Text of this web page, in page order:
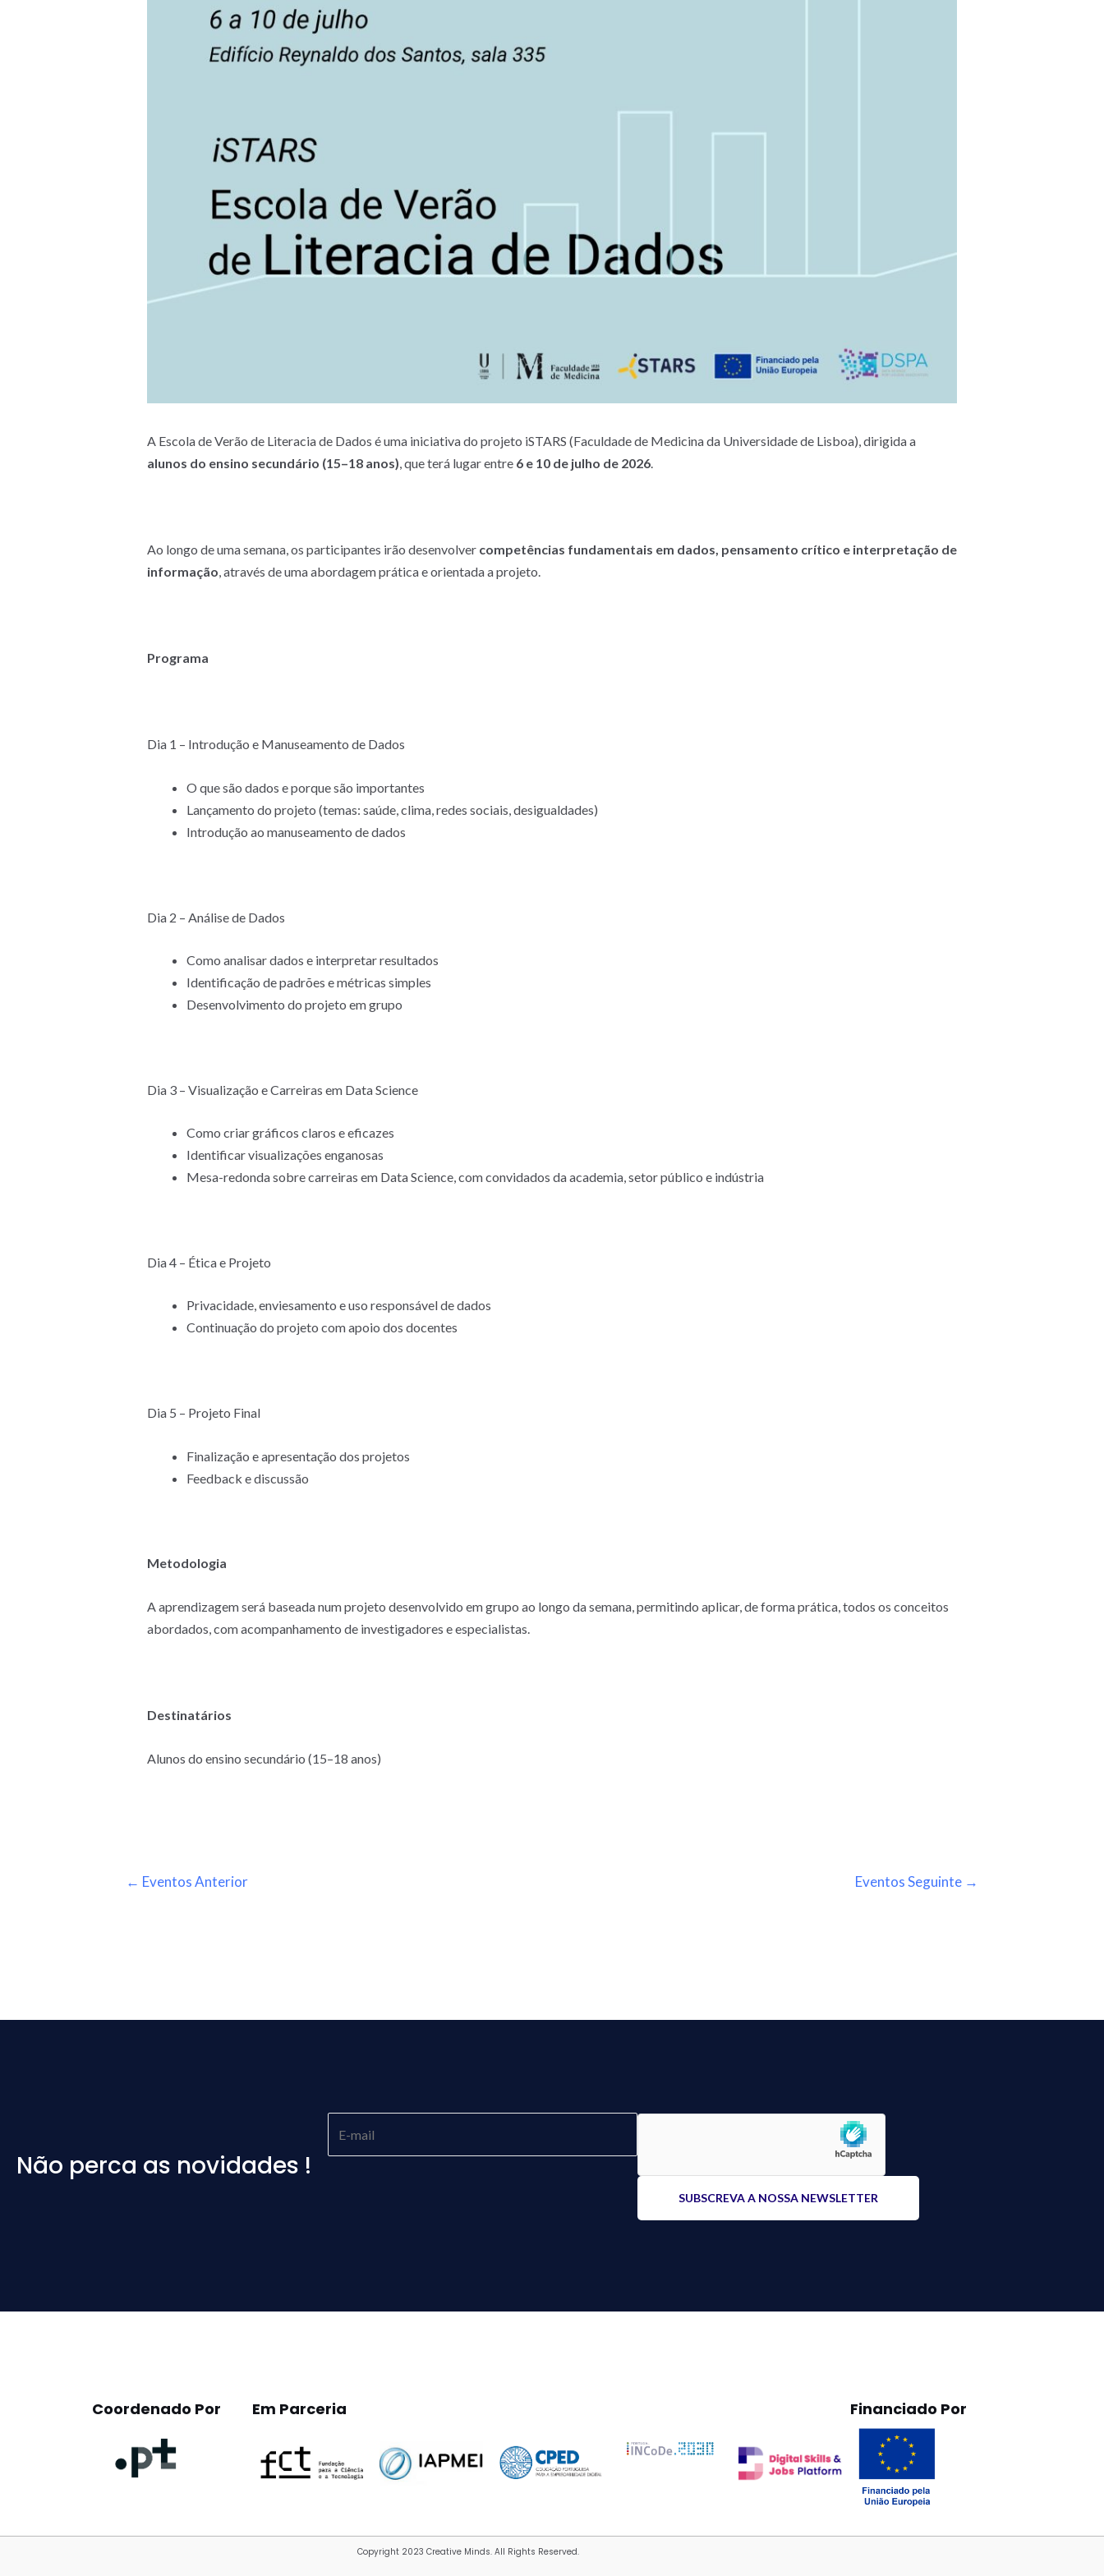
A Escola de Verão de Literacia de Dados é uma iniciativa do projeto iSTARS (Faculdade de Medicina da Universidade de Lisboa), dirigida a
alunos do ensino secundário (15–18 anos) , que terá lugar entre 6 e 10 de julho de 2026.
Ao longo de uma semana, os participantes irão desenvolver competências fundamentais em dados, pensamento crítico e interpretação de
informação, através de uma abordagem prática e orientada a projeto.
Programa
Dia 1 – Introdução e Manuseamento de Dados
O que são dados e porque são importantes
Lançamento do projeto (temas: saúde, clima, redes sociais, desigualdades)
Introdução ao manuseamento de dados
Dia 2 – Análise de Dados
Como analisar dados e interpretar resultados
Identificação de padrões e métricas simples
Desenvolvimento do projeto em grupo
Dia 3 – Visualização e Carreiras em Data Science
Como criar gráficos claros e eficazes
Identificar visualizações enganosas
Mesa-redonda sobre carreiras em Data Science, com convidados da academia, setor público e indústria
Dia 4 – Ética e Projeto
Privacidade, enviesamento e uso responsável de dados
Continuação do projeto com apoio dos docentes
Dia 5 – Projeto Final
Finalização e apresentação dos projetos
Feedback e discussão
Metodologia
A aprendizagem será baseada num projeto desenvolvido em grupo ao longo da semana, permitindo aplicar, de forma prática, todos os conceitos
abordados, com acompanhamento de investigadores e especialistas.
Destinatários
Alunos do ensino secundário (15–18 anos)
← Eventos Anterior Eventos Seguinte →
Não perca as novidades !
Coordenado Por Em Parceria Financiado Por
Copyright 2023 Creative Minds. All Rights Reserved.